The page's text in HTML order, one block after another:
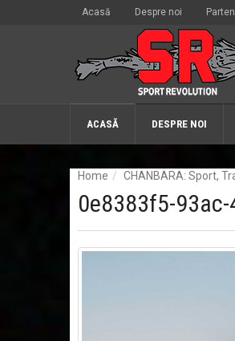
Acasă Despre noi
ACASĂ DESPRE NOI
Home CHANBARA: Sport,
0e8383f5-